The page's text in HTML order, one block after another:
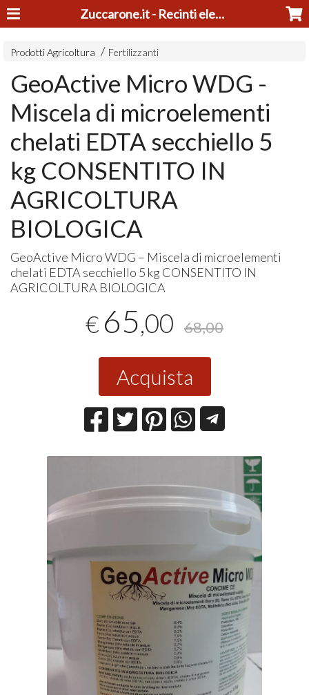
Zuccarone.it - Recinti elettrici e tosatrici
Prodotti Agricoltura Fertilizzanti
GeoActive Micro WDG -
Miscela di microelementi
chelati EDTA secchiello 5
kg CONSENTITO IN
AGRICOLTURA
BIOLOGICA
GeoActive MicroWDG – Miscela di microelementi
chelati EDTA secchiello 5 kg CONSENTITO IN
AGRICOLTURA BIOLOGICA
€ 65,00 68,00
Acquista